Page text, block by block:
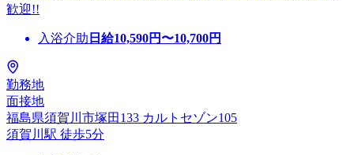
歓迎!!
入浴介助 日給10,590円〜10,700円
勤務地
面接地
福島県須賀川市塚田133 カルトセゾン105
須賀川駅 徒歩5分